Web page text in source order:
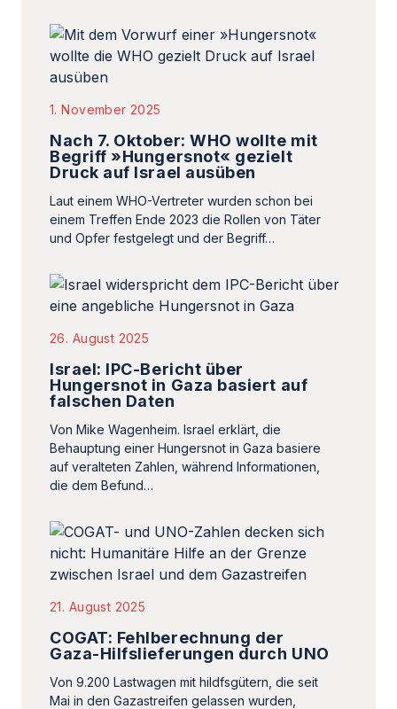
1. November 2025
Nach 7. Oktober: WHO wollte mit
Begriff »Hungersnot« gezielt
Druck auf Israel ausüben
Laut einem WHO-Vertreter wurden schon bei
einem Treffen Ende 2023 die Rollen von Täter
und Opfer festgelegt und der Begriff…
26. August 2025
Israel: IPC-Bericht über
Hungersnot in Gaza basiert auf
falschen Daten
Von Mike Wagenheim. Israel erklärt, die
Behauptung einer Hungersnot in Gaza basiere
auf veralteten Zahlen, während Informationen,
die dem Befund…
21. August 2025
COGAT: Fehlberechnung der
Gaza-Hilfslieferungen durch UNO
Von 9.200 Lastwagen mit hildfsgütern, die seit
Mai in den Gazastreifen gelassen wurden,